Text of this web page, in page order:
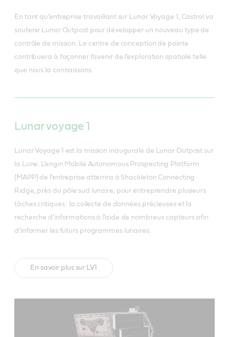
En tant qu’entreprise travaillant sur Lunar Voyage 1, Castrol va
soutenir Lunar Outpost pour développer un nouveau type de
contrôle de mission. Le centre de conception de pointe
contribuera à façonner l’avenir de l’exploration spatiale telle
que nous la connaissons.
Lunar voyage 1
Lunar Voyage 1 est la mission inaugurale de Lunar Outpost sur
la Lune. L’engin Mobile Autonomous Prospecting Platform
(MAPP) de l’entreprise atterrira à Shackleton Connecting
Ridge, près du pôle sud lunaire, pour entreprendre plusieurs
tâches critiques : la collecte de données précieuses et la
recherche d’informations à l’aide de nombreux capteurs afin
d’informer les futurs programmes lunaires.
En savoir plus sur LV1